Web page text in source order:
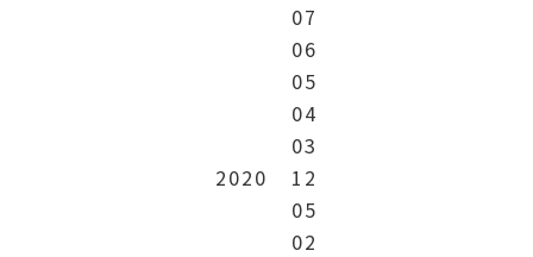
07
06
05
04
03
2020
12
05
02